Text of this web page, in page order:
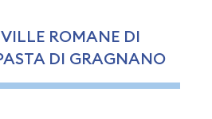
ROMANE DI
DI GRAGNANO